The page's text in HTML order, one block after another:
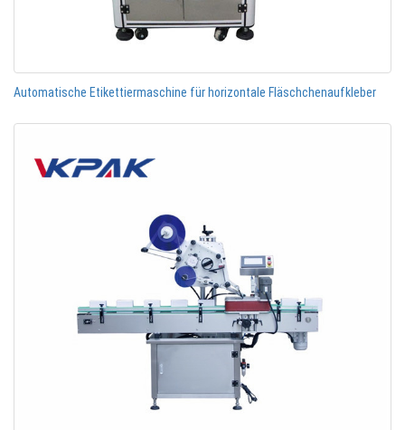
Automatische Etikettiermaschine für horizontale Fläschchenaufkleber